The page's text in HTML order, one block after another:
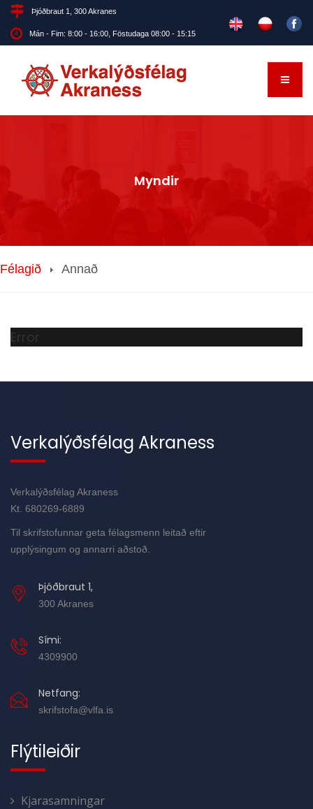
Þjóðbraut 1, 300 Akranes
Mán - Fim: 8:00 - 16:00, Föstudaga 08:00 - 15:15
Myndir
Félagið Annað
Error
Verkalýðsfélag Akraness
Verkalýðsfélag Akraness
Kt. 680269-6889
Til skrifstofunnar geta félagsmenn leitað eftir
upplýsingum og annarri aðstoð.
Þjóðbraut 1,
300 Akranes
Sími:
4309900
Netfang:
skrifstofa@vlfa.is
Flýtileiðir
Kjarasamningar